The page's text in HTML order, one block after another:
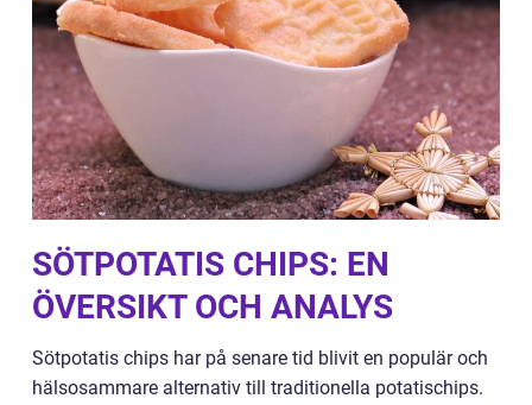
SÖTPOTATIS CHIPS: EN
ÖVERSIKT OCH ANALYS
Sötpotatis chips har på senare tid blivit en populär och
hälsosammare alternativ till traditionella potatischips.